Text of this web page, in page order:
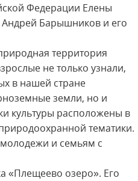
Федерации Елены
Барышников и его
территория
не только узнали,
в нашей стране
земли, но и
культуры расположены в
тематики.
и семьям с
«Плещеево озеро». Его